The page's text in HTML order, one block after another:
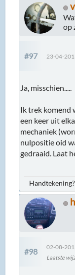
op
#97 23-04-
Ja, misschien.....
Ik trek komend
een keer uit
mechaniek
nulpositie oid
gedraaid. Laat
#98
02-08-
Laatste